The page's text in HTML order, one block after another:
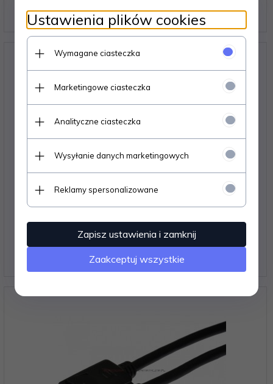
* z podatkiem VAT
16,79 PLN*
* z podatkiem VAT
Ustawienia plików cookies
Wymagane ciasteczka
Marketingowe ciasteczka
Analityczne ciasteczka
Wysyłanie danych marketingowych
Reklamy spersonalizowane
Zapisz ustawienia i zamknij
Zaakceptuj wszystkie